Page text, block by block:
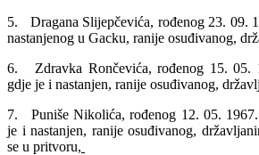
5. Dragana Slijepčevića, rođenog 23. 09.
nastanjenog u Gacku, ranije osuđivanog,
6. Zdravka Rončevića, rođenog 15. 05.
gdje je i nastanjen, ranije osuđivanog,
7. Puniše Nikolića, rođenog 12. 05.
je i nastanjen, ranije osuđivanog,
se u pritvoru,